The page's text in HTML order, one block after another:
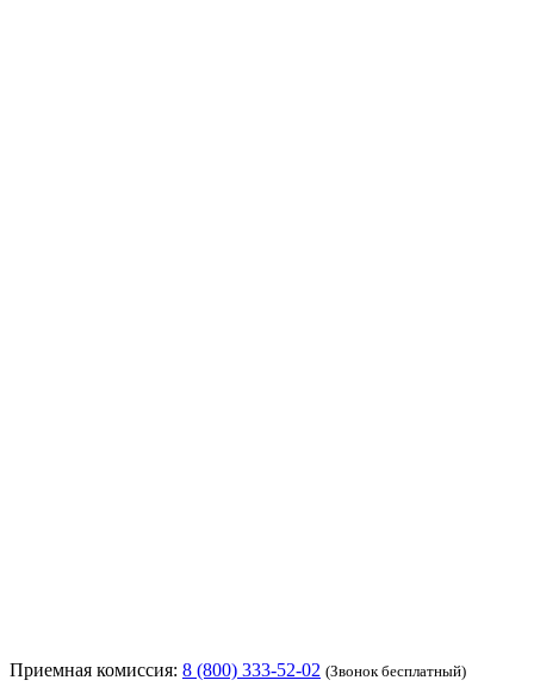
Приемная комиссия: 8 (800) 333-52-02 (Звонок бесплатный)